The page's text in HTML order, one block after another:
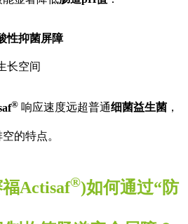
性抑菌屏障
长空间
® 响应速度远超普通细菌益生菌 ，
的特点。
Actisaf®)如何通过“防